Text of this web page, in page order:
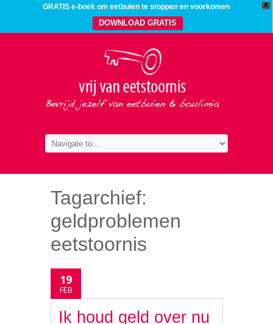
X
GRATIS e-boek om eetbuien te stoppen en voorkomen
DOWNLOAD GRATIS
Tagarchief:
geldproblemen
eetstoornis
19
FEB
Ik houd geld over nu